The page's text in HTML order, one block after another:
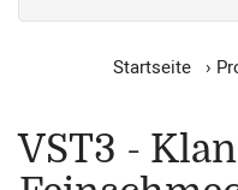
Startseite ›
VST3 -